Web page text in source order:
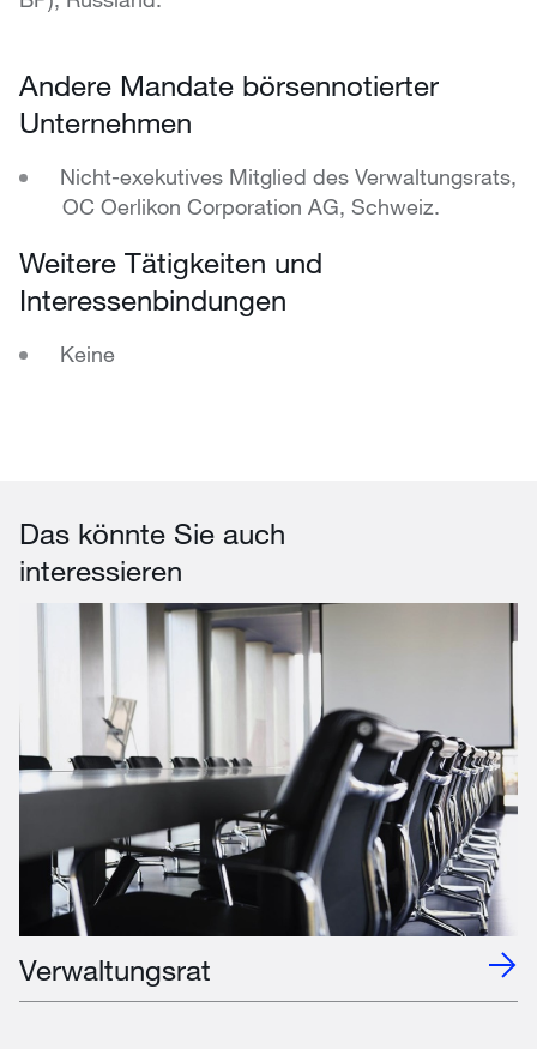
Andere Mandate börsennotierter
Unternehmen
Nicht-exekutives Mitglied des Verwaltungsrats,
OC Oerlikon Corporation AG, Schweiz.
Weitere Tätigkeiten und
Interessenbindungen
Keine
Das könnte Sie auch
interessieren
Verwaltungsrat